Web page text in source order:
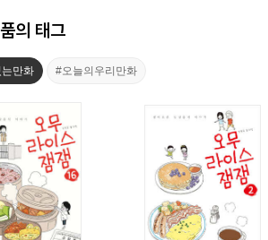
의 태그
만화 #오늘의우리만화